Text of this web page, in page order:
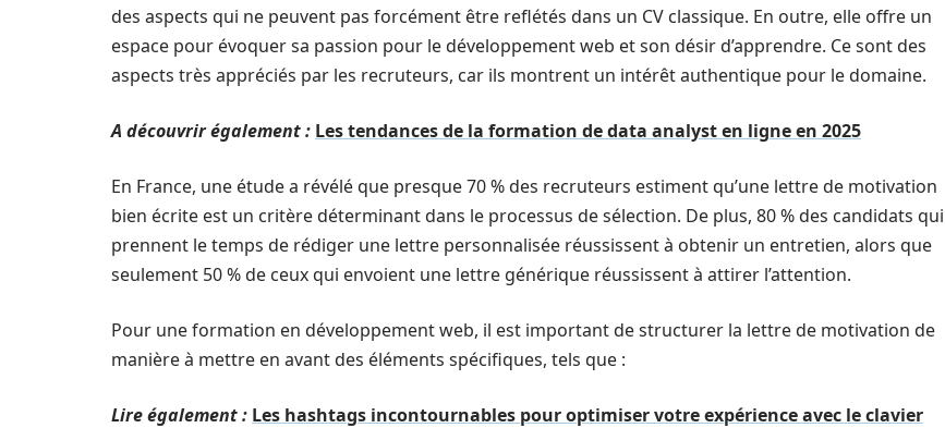
des aspects qui ne peuvent pas forcément être reflétés dans un CV classique. En outre, elle offre un
espace pour évoquer sa passion pour le développement web et son désir d’apprendre. Ce sont des
aspects très appréciés par les recruteurs, car ils montrent un intérêt authentique pour le domaine.
A découvrir également : Les tendances de la formation de data analyst en ligne en 2025
En France, une étude a révélé que presque 70 % des recruteurs estiment qu’une lettre de motivation
bien écrite est un critère déterminant dans le processus de sélection. De plus, 80 % des candidats qui
prennent le temps de rédiger une lettre personnalisée réussissent à obtenir un entretien, alors que
seulement 50 % de ceux qui envoient une lettre générique réussissent à attirer l’attention.
Pour une formation en développement web, il est important de structurer la lettre de motivation de
manière à mettre en avant des éléments spécifiques, tels que :
Lire également : Les hashtags incontournables pour optimiser votre expérience avec le clavier